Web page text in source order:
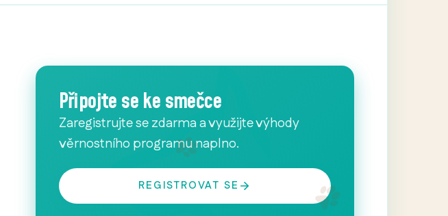
Připojte se ke smečce
Zaregistrujte se zdarma a využijte výhody
věrnostního programu naplno.
REGISTROVAT SE